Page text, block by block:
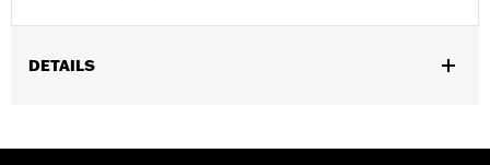
DETAILS
Funktionsmerkmale:BelÃ¼ftet,Herausnehmbares Futter,